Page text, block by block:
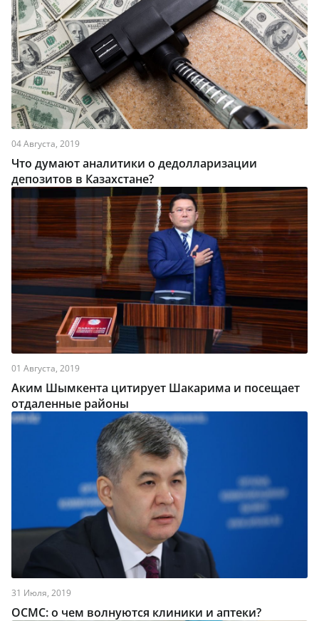
04 Августа, 2019
Что думают аналитики о дедолларизации
депозитов в Казахстане?
01 Августа, 2019
Аким Шымкента цитирует Шакарима и посещает
отдаленные районы
31 Июля, 2019
ОСМС: о чем волнуются клиники и аптеки?